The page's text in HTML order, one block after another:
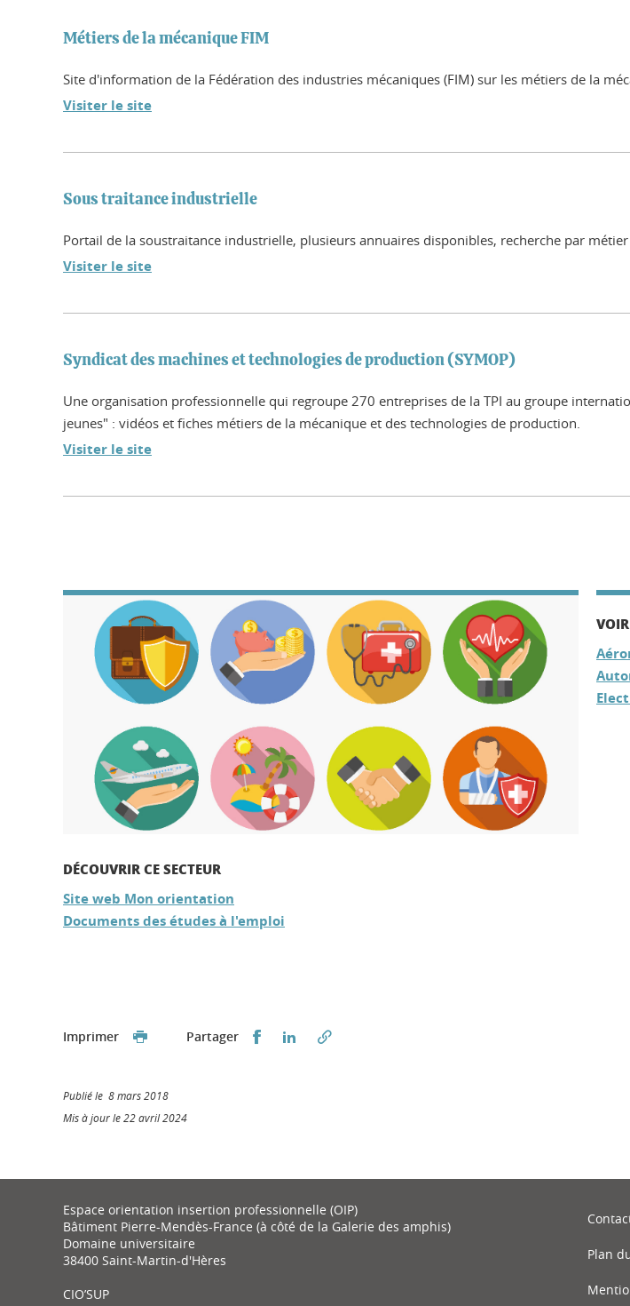
Métiers de la mécanique FIM
Site d'information de la Fédération des industries mécaniques (FIM) sur les métiers de la
Visiter le site
Sous traitance industrielle
Portail de la soustraitance industrielle, plusieurs annuaires disponibles, recherche par
Visiter le site
Syndicat des machines et technologies de production (SYMOP)
Une organisation professionnelle qui regroupe 270 entreprises de la TPI au groupe
jeunes" : vidéos et fiches métiers de la mécanique et des technologies de production.
Visiter le site
DÉCOUVRIR CE SECTEUR
Site web Mon orientation
Documents des études à l'emploi
Imprimer Partager Partager sur Facebook
Partager sur LinkedIn
Publié le 8 mars 2018
Mis à jour le 22 avril 2024
Espace orientation insertion professionnelle (OIP)
Bâtiment Pierre-Mendès-France (à côté de la Galerie des amphis)
Domaine universitaire
38400 Saint-Martin-d'Hères
CIO’SUP
Plan